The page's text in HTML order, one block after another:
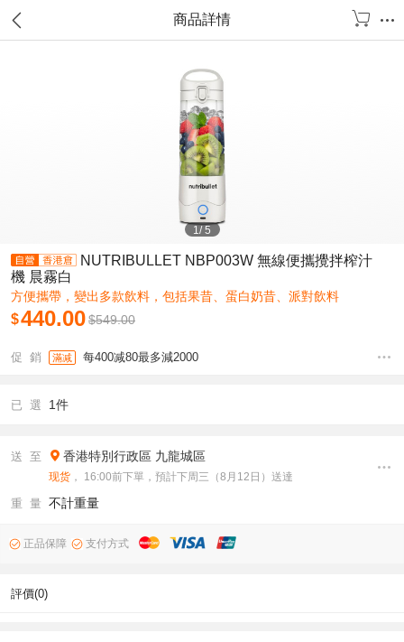
商品詳情
1/5
NUTRIBULLET NBP003W 無線便攜攪拌榨汁
機 晨霧白
方便攜帶，變出多款飲料，包括果昔、蛋白奶昔、派對飲料
$440.00$549.00
促 銷 滿减 每400减80最多減2000
已 選 1件
送 至 香港特別行政區 九龍城區
现货 ， 16:00前下單，預計下周三（8月12日）送達
重 量 不計重量
正品保障 支付方式
評價(0)